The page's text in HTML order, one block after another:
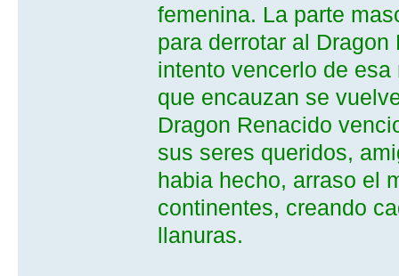
femenina. La parte
para derrotar al
intento vencerlo de
que encauzan se
Dragon Renacido
sus seres queridos,
habia hecho, arraso el
continentes, creando
llanuras.